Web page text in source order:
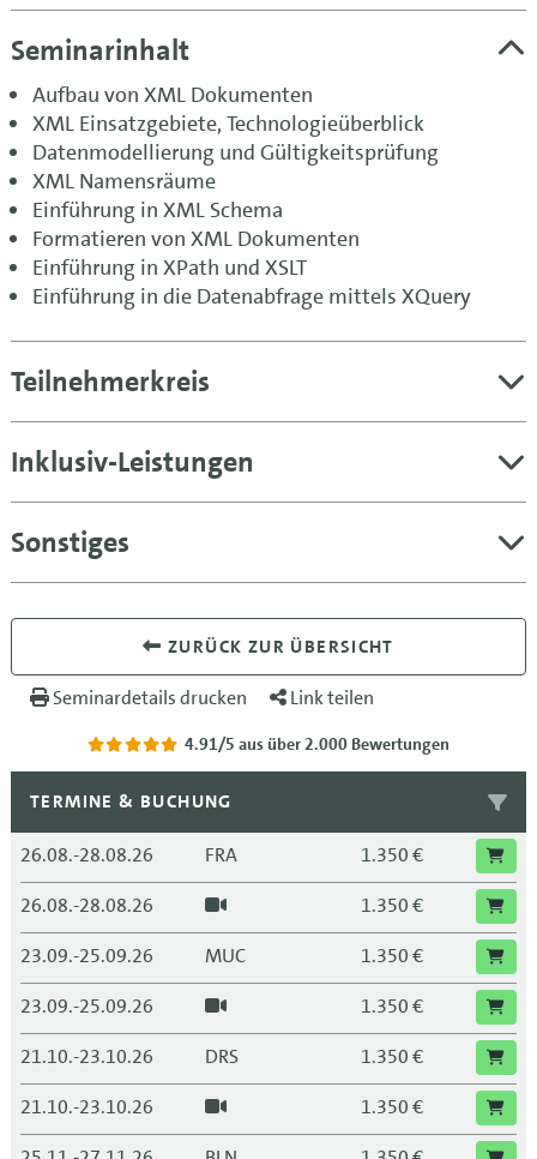
Seminarinhalt
Aufbau von XML Dokumenten
XML Einsatzgebiete, Technologieüberblick
Datenmodellierung und Gültigkeitsprüfung
XML Namensräume
Einführung in XML Schema
Formatieren von XML Dokumenten
Einführung in XPath und XSLT
Einführung in die Datenabfrage mittels XQuery
Teilnehmerkreis
Inklusiv-Leistungen
Sonstiges
ZURÜCK ZUR ÜBERSICHT
Seminardetails drucken Link teilen
4.91/5 aus über 2.000 Bewertungen
TERMINE & BUCHUNG
26.08.-28.08.26 FRA
1.350 €
26.08.-28.08.26
1.350 €
23.09.-25.09.26
MUC
1.350 €
23.09.-25.09.26
1.350 €
21.10.-23.10.26
DRS
1.350 €
21.10.-23.10.26
1.350 €